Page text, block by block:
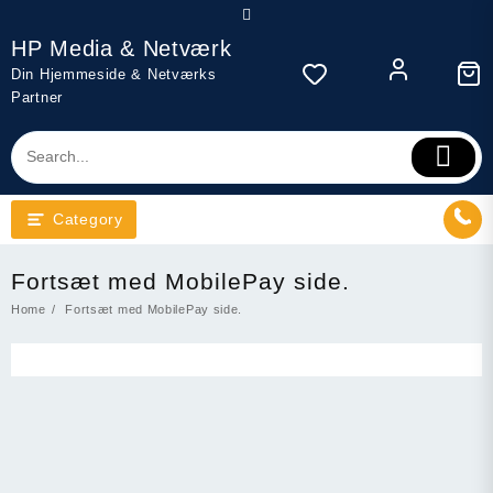
content
HP Media & Netværk
Din Hjemmeside & Netværks
Partner
Category
Fortsæt med MobilePay side.
Home Fortsæt med MobilePay side.